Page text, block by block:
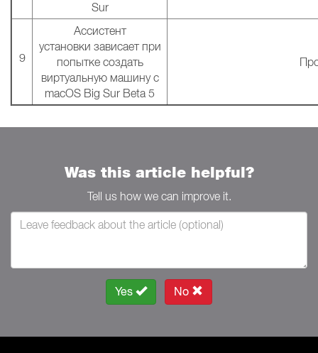
Sur
9
Ассистент
установки зависает при
попытке создать
виртуальную машину с
macOS Big Sur Beta 5
Was this article helpful?
Tell us how we can improve it.
Yes No